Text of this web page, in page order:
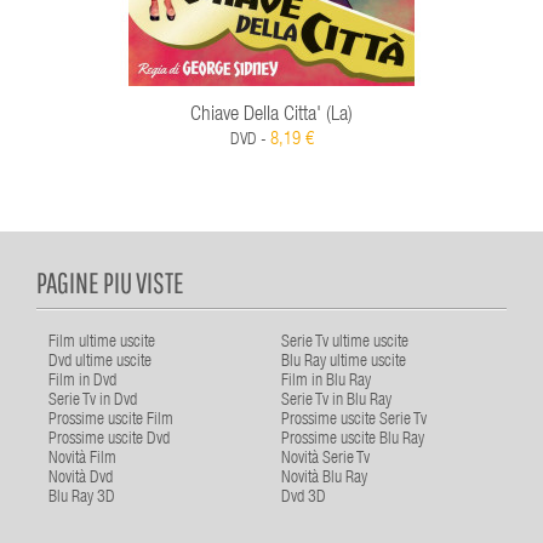
Chiave Della Citta' (La)
DVD - 8,19 €
PAGINE PIU VISTE
Film ultime uscite
Serie Tv ultime uscite
Dvd ultime uscite
Blu Ray ultime uscite
Film in Dvd
Film in Blu Ray
Serie Tv in Dvd
Serie Tv in Blu Ray
Prossime uscite Film
Prossime uscite Serie Tv
Prossime uscite Dvd
Prossime uscite Blu Ray
Novità Film
Novità Serie Tv
Novità Dvd
Novità Blu Ray
Blu Ray 3D
Dvd 3D